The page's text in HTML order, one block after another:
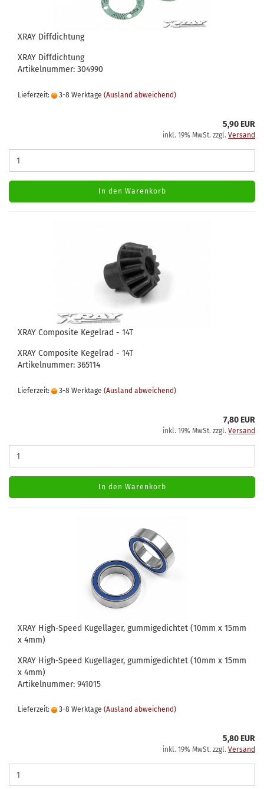
XRAY Diffdichtung
XRAY Diffdichtung
Artikelnummer: 304990
Lieferzeit: 3-8 Werktage (Ausland abweichend)
5,90 EUR
inkl. 19% MwSt. zzgl. Versand
In den Warenkorb
XRAY Composite Kegelrad - 14T
XRAY Composite Kegelrad - 14T
Artikelnummer: 365114
Lieferzeit: 3-8 Werktage (Ausland abweichend)
7,80 EUR
inkl. 19% MwSt. zzgl. Versand
In den Warenkorb
XRAY High-Speed Kugellager, gummigedichtet (10mm x 15mm
x 4mm)
XRAY High-Speed Kugellager, gummigedichtet (10mm x 15mm
x 4mm)
Artikelnummer: 941015
Lieferzeit: 3-8 Werktage (Ausland abweichend)
5,80 EUR
inkl. 19% MwSt. zzgl. Versand